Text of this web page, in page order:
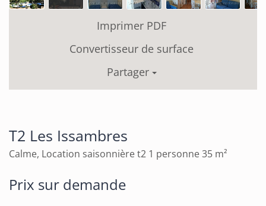
Imprimer PDF
Convertisseur de surface
Partager
T2 Les Issambres
Calme, Location saisonnière t2 1 personne 35 m²
Prix sur demande